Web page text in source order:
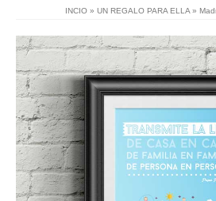
INCIO » UN REGALO PARA ELLA »
Llavero Niño
Detalles
Cajita
6.47€